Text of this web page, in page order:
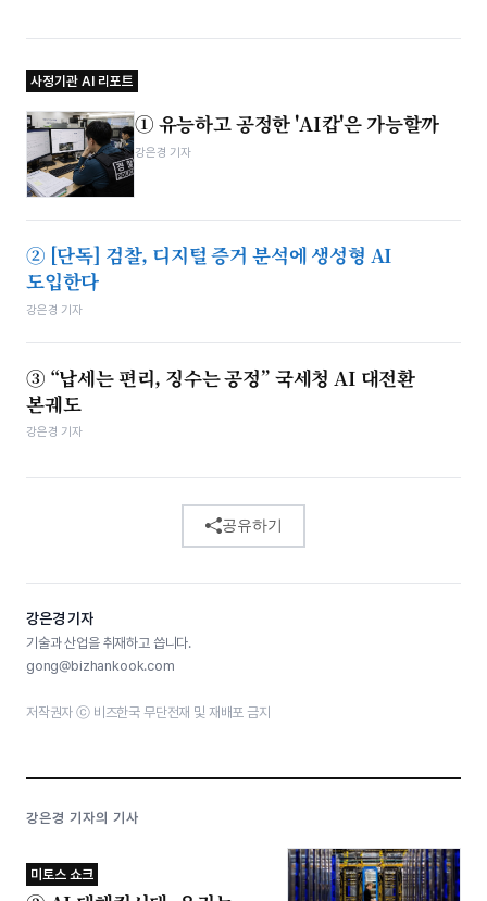
사정기관 AI 리포트
① 유능하고 공정한 'AI캅'은 가능할까
강은경 기자
② [단독] 검찰, 디지털 증거 분석에 생성형 AI
도입한다
강은경 기자
③ “납세는 편리, 징수는 공정” 국세청 AI 대전환
본궤도
강은경 기자
공유하기
강은경 기자
기술과 산업을 취재하고 씁니다.
gong@bizhankook.com
저작권자 ⓒ 비즈한국 무단전재 및 재배포 금지
강은경 기자의 기사
미토스 쇼크